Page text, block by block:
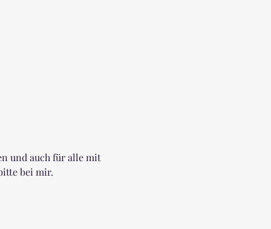
und auch für alle mit
bei mir.